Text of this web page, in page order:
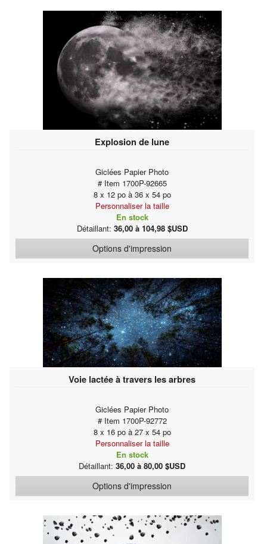
Explosion de lune
Giclées Papier Photo
# Item 1700P-92665
8 x 12 po à 36 x 54 po
Personnaliser la taille
En stock
Détaillant: 36,00 à 104,98 $USD
Options d'impression
Voie lactée à travers les arbres
Giclées Papier Photo
# Item 1700P-92772
8 x 16 po à 27 x 54 po
Personnaliser la taille
En stock
Détaillant: 36,00 à 80,00 $USD
Options d'impression